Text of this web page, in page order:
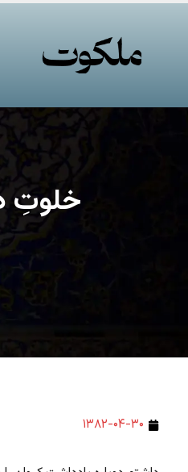
خلوتِ
۱۳۸۲-۰۴-۳۰